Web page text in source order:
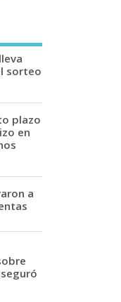
sorteo
plazo
en
a